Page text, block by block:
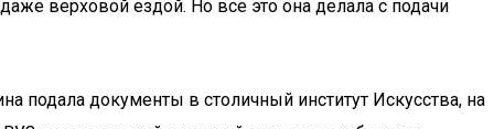
верховой ездой. Но все это она делала с подачи
подала документы в столичный институт Искусства, на